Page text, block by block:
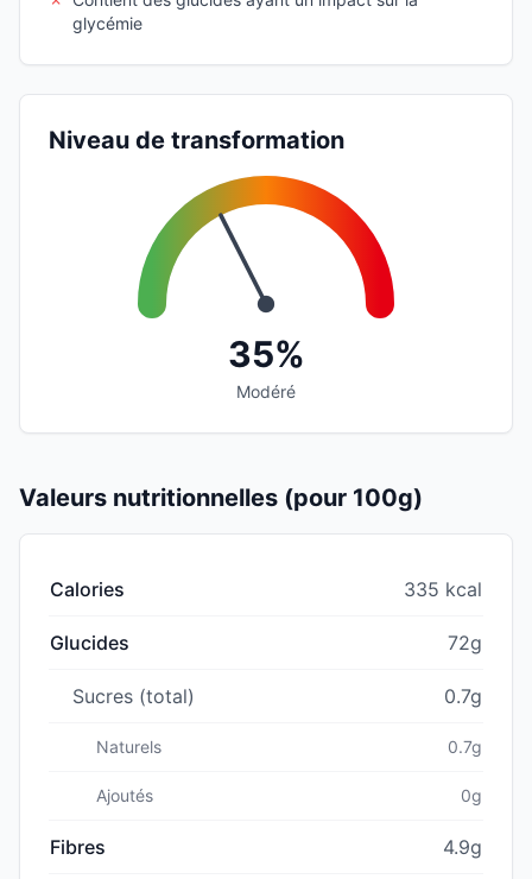
glycémie
Niveau de transformation
35%
Modéré
Valeurs nutritionnelles (pour 100g)
Calories 335 kcal
Glucides 72g
Sucres (total) 0.7g
Naturels 0.7g
Ajoutés 0g
Fibres 4.9g